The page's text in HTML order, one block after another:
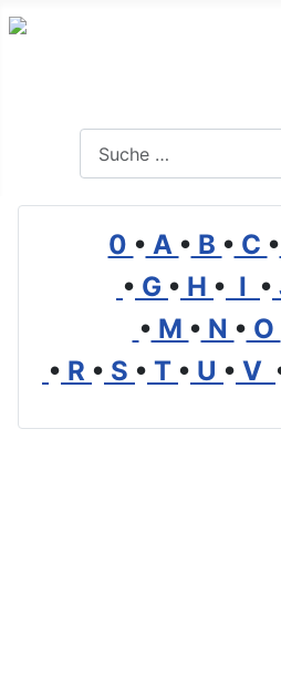
0 • A • B • C •
• G • H • I •
• M • N • O
• R • S • T • U • V